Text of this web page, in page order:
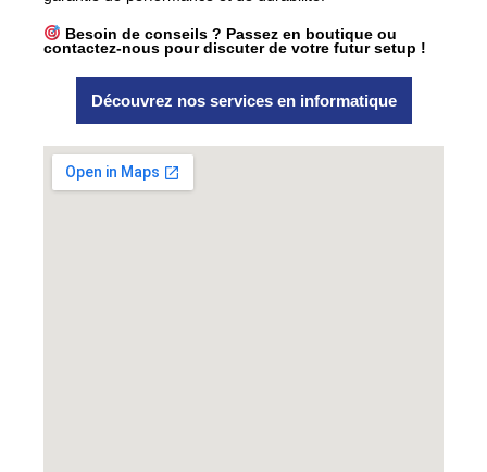
Besoin de conseils ? Passez en boutique ou
contactez-nous pour discuter de votre futur setup !
Découvrez nos services en informatique